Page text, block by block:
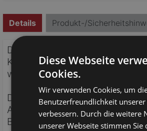
Details Produkt-/
Die Romantik Kinderzimmer-
Kinder- bzw. Babyzimmer ein
wohlfühlendes Flair.
Dieses Wandregal ist passend
Ablage z. B. über dem
Babyzimmer.
Diese Webseite
Cookies.
Wir verwenden Cookies, um
Benutzerfreundlichkeit unserer
verbessern. Durch die weitere
unserer Webseite stimmen Sie